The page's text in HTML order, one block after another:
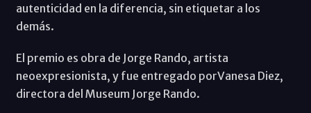
autenticidad en la diferencia, sin etiquetar a los
demás.
El premio es obra de Jorge Rando, artista
neoexpresionista, y fue entregado porVanesa Diez,
directora del Museum Jorge Rando.